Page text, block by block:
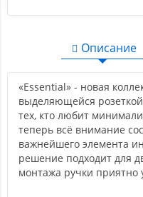
Описание
«Essential» - новая
выделяющейся
тех, кто любит
теперь всё внимание
важнейшего элемента
решение подходит для
монтажа ручки приятно